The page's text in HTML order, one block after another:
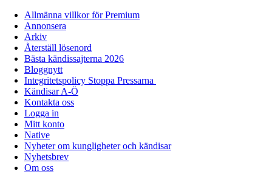
Allmänna villkor för Premium
Annonsera
Arkiv
Återställ lösenord
Bästa kändissajterna 2026
Bloggnytt
Integritetspolicy Stoppa Pressarna
Kändisar A-Ö
Kontakta oss
Logga in
Mitt konto
Native
Nyheter om kungligheter och kändisar
Nyhetsbrev
Om oss